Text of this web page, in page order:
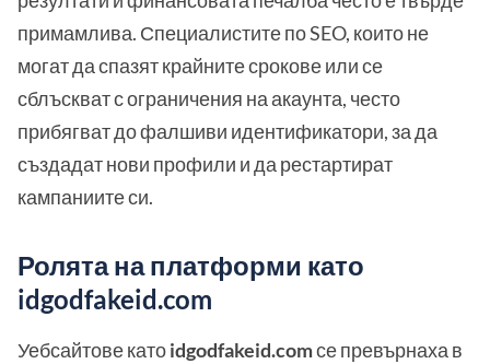
примамлива. Специалистите по SEO, които не
могат да спазят крайните срокове или се
сблъскват с ограничения на акаунта, често
прибягват до фалшиви идентификатори, за да
създадат нови профили и да рестартират
кампаниите си.
Ролята на платформи като
idgodfakeid.com
Уебсайтове катоidgodfakeid.comсе превърнаха в